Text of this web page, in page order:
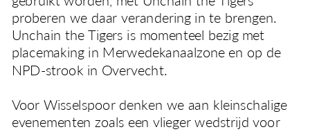
proberen we daar verandering in te brengen.
Unchain the Tigers is momenteel bezig met
placemaking in Merwedekanaalzone en op de
NPD-strook in Overvecht.
Voor Wisselspoor denken we aan kleinschalige
evenementen zoals een vlieger wedstrijd voor